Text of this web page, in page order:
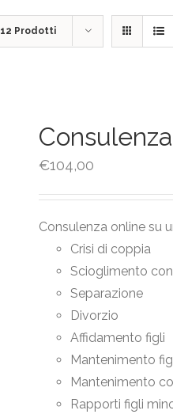
12 Prodotti
€104,00
Consulenza online su
Crisi di coppia
Scioglimento
Separazione
Divorzio
Affidamento figli
Mantenimento
Mantenimento
Rapporti figli